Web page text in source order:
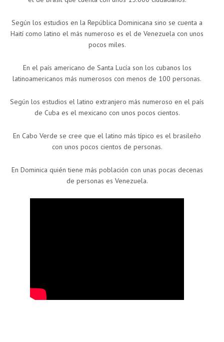
Según los estudios en la República Dominicana sino se cuenta a
Haití como latino el más numeroso es el de Venezuela con unos
pocos miles.
En el país americano de Santa Lucía son los cubanos los
latinoamericanos más numerosos con menos de 100 personas.
Según los estudios el latino extranjero más numeroso en el país
de Cuba es el mexicano con unos pocos cientos.
En Cabo Verde se cree que el latino más típico es el brasileño
con unos pocos cientos de personas.
En Dominica quién tiene más población con unas pocas decenas
de personas es Venezuela.